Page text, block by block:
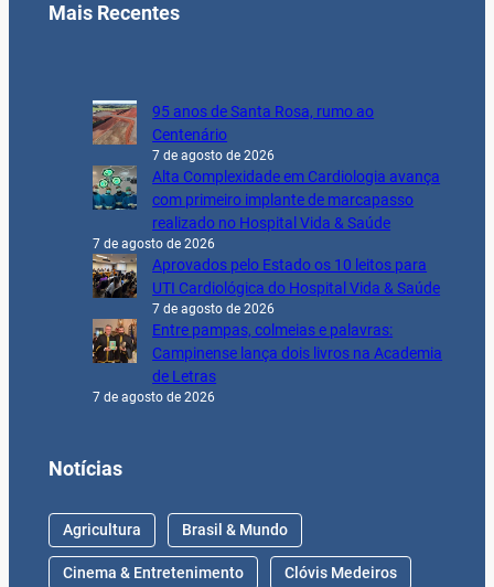
Mais Recentes
95 anos de Santa Rosa, rumo ao
Centenário
7 de agosto de 2026
Alta Complexidade em Cardiologia avança
com primeiro implante de marcapasso
realizado no Hospital Vida & Saúde
7 de agosto de 2026
Aprovados pelo Estado os 10 leitos para
UTI Cardiológica do Hospital Vida & Saúde
7 de agosto de 2026
Entre pampas, colmeias e palavras:
Campinense lança dois livros na Academia
de Letras
7 de agosto de 2026
Notícias
Agricultura Brasil & Mundo
Cinema & Entretenimento Clóvis Medeiros